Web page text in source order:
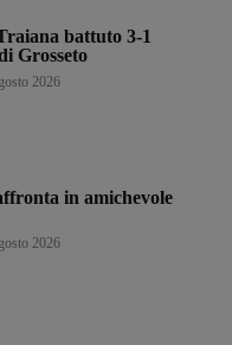
battuto 3-1
Grosseto
2026
in amichevole
2026